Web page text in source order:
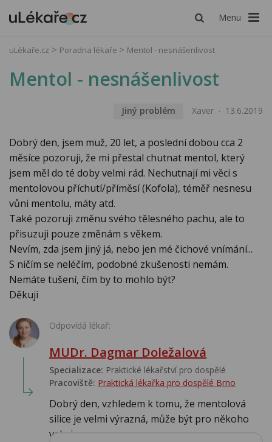
Menu
uLékaře.cz Poradna lékaře Mentol - nesnášenlivost
Mentol - nesnášenlivost
Jiný problém Xaver 13.6.2019
Dobrý den, jsem muž, 20 let, a poslední dobou cca 2
měsíce pozoruji, že mi přestal chutnat mentol, který
jsem měl do té doby velmi rád. Nechutnají mi věci s
mentolovou příchutí/příměsí (Kofola), téměř nesnesu
vůni mentolu, máty atd.
Také pozoruji změnu svého tělesného pachu, ale to
přisuzuji pouze změnám s věkem.
Nevím, zda jsem jiný já, nebo jen mé čichové vnímání...
S ničím se neléčím, podobné zkušenosti nemám.
Nemáte tušení, čím by to mohlo být?
Děkuji
Odpovídá lékař:
MUDr. Dagmar Doležalová
Specializace: Praktické lékařství pro dospělé
Pracoviště: Praktická lékařka pro dospělé Brno
Dobrý den, vzhledem k tomu, že mentolová
silice je velmi výrazná, může být pro někoho
velmi...